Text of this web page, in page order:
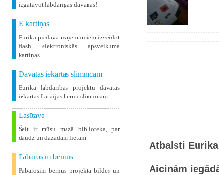
izgatavot labdarīgas dāvanas!
E kartiņas
Eurika piedāvā uzņēmumiem izveidot
flash elektroniskās apsveikuma
kartiņas
Dāvātās iekārtas slimnīcām
Eurika labdarības projektu dāvātās
iekārtas Latvijas bērnu slimnīcām
Lasītava
Šeit ir mūsu mazā biblioteka, par
daudz un dažādām lietām
Pabarosim bērnus
Pabarosim bērnus projekta bildes un
Atbalsti
Aicinām